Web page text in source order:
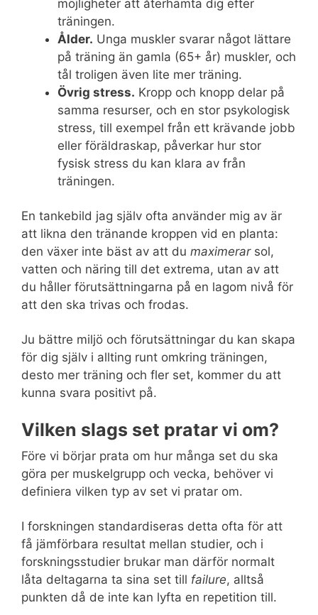
möjligheter att återhämta dig efter
träningen.
Ålder. Unga muskler svarar något lättare
på träning än gamla (65+ år) muskler, och
tål troligen även lite mer träning.
Övrig stress. Kropp och knopp delar på
samma resurser, och en stor psykologisk
stress, till exempel från ett krävande jobb
eller föräldraskap, påverkar hur stor
fysisk stress du kan klara av från
träningen.
En tankebild jag själv ofta använder mig av är
att likna den tränande kroppen vid en planta:
den växer inte bäst av att du maximerar sol,
vatten och näring till det extrema, utan av att
du håller förutsättningarna på en lagom nivå för
att den ska trivas och frodas.
Ju bättre miljö och förutsättningar du kan skapa
för dig själv i allting runt omkring träningen,
desto mer träning och fler set, kommer du att
kunna svara positivt på.
Vilken slags set pratar vi om?
Före vi börjar prata om hur många set du ska
göra per muskelgrupp och vecka, behöver vi
definiera vilken typ av set vi pratar om.
I forskningen standardiseras detta ofta för att
få jämförbara resultat mellan studier, och i
forskningsstudier brukar man därför normalt
låta deltagarna ta sina set till failure, alltså
punkten då de inte kan lyfta en repetition till.